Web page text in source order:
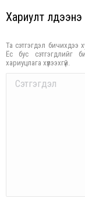
Хариулт үлдээнэ үү
Та сэтгэгдэл бичихдээ
Ёс бус сэтгэгдлийг
хариуцлага хүлээхгүй.
Comment